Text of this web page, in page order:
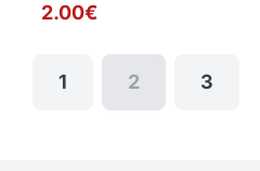
2.00€
1 2 3